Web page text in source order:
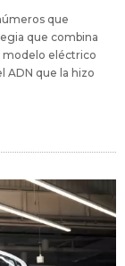
que
que combina
modelo eléctrico
ADN que la hizo